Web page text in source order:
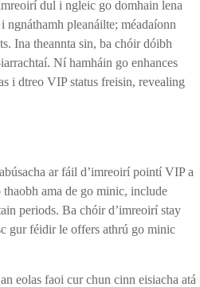
dul i ngleic go domhain lena
ngnáthamh pleanáilte; méadaíonn
Ina theannta sin, ba chóir dóibh
Ní hamháin go enhances
i dtreo VIP status freisin, revealing
ar fáil d’imreoirí pointí VIP a
ama de go minic, include
periods. Ba chóir d’imreoirí stay
gur féidir le offers athrú go minic
eolas faoi cur chun cinn eisiacha atá